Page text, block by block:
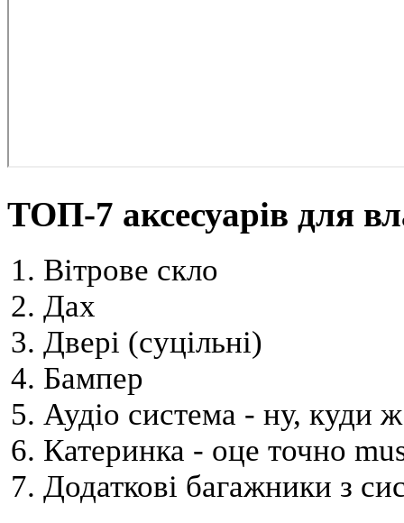
ТОП-7 аксесуарів для
Вітрове скло
Дах
Двері (суцільні)
Бампер
Аудіо система - ну, куди
Катеринка - оце точно
Додаткові багажники з